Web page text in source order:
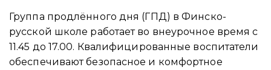
Группа продлённого дня (ГПД) в Финско-
русской школе работает во внеурочное время с
11.45 до 17.00. Квалифицированные воспитатели
обеспечивают безопасное и комфортное